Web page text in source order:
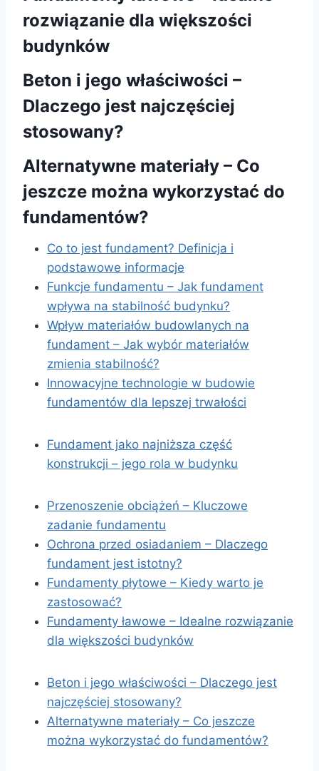
rozwiązanie dla większości
budynków
Beton i jego właściwości –
Dlaczego jest najczęściej
stosowany?
Alternatywne materiały – Co
jeszcze można wykorzystać do
fundamentów?
Co to jest fundament? Definicja i
podstawowe informacje
Funkcje fundamentu – Jak fundament
wpływa na stabilność budynku?
Wpływ materiałów budowlanych na
fundament – Jak wybór materiałów
zmienia stabilność?
Innowacyjne technologie w budowie
fundamentów dla lepszej trwałości
Fundament jako najniższa część
konstrukcji – jego rola w budynku
Przenoszenie obciążeń – Kluczowe
zadanie fundamentu
Ochrona przed osiadaniem – Dlaczego
fundament jest istotny?
Fundamenty płytowe – Kiedy warto je
zastosować?
Fundamenty ławowe – Idealne rozwiązanie
dla większości budynków
Beton i jego właściwości – Dlaczego jest
najczęściej stosowany?
Alternatywne materiały – Co jeszcze
można wykorzystać do fundamentów?